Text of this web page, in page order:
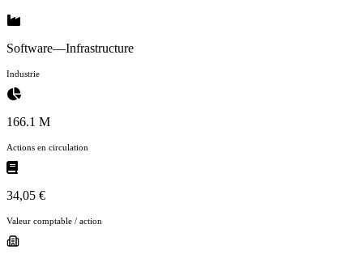
Software—Infrastructure
Industrie
166.1 M
Actions en circulation
34,05 €
Valeur comptable / action